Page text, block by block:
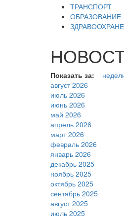
ТРАНСПОРТ
ОБРАЗОВАНИЕ
Показать за:
август 2026
июль 2026
июнь 2026
май 2026
апрель 2026
март 2026
февраль 2026
январь 2026
декабрь 2025
ноябрь 2025
октябрь 2025
сентябрь 2025
август 2025
июль 2025